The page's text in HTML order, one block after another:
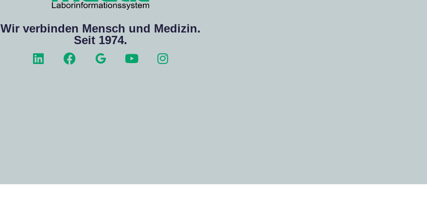
Wir verbinden Mensch und Medizin.
Seit 1974.